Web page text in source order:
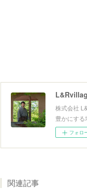
株式会社
豊かにする
フォロ
関連記事